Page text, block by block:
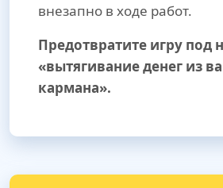
внезапно в ходе работ.
Предотвратите игру под
«вытягивание денег из
кармана».